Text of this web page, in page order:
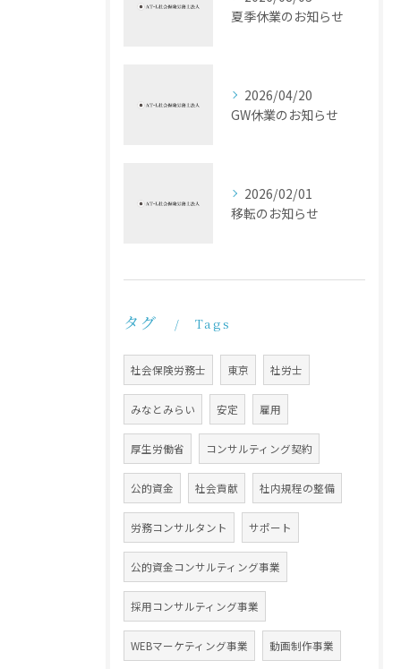
夏季休業のお知らせ
2026/04/20
GW休業のお知らせ
2026/02/01
移転のお知らせ
タグ Tags
社会保険労務士 東京 社労士
みなとみらい 安定 雇用
厚生労働省 コンサルティング契約
公的資金 社会貢献 社内規程の整備
労務コンサルタント サポート
公的資金コンサルティング事業
採用コンサルティング事業
WEBマーケティング事業 動画制作事業